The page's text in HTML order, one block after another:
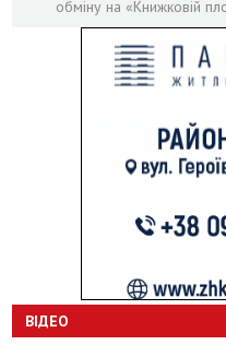
обміну на «Книжковій
ВІДЕО